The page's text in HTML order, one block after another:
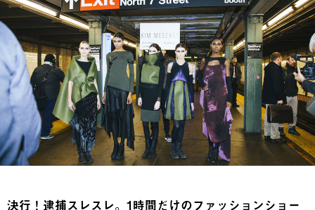
決行！逮捕スレスレ。1時間だけのファッションショー